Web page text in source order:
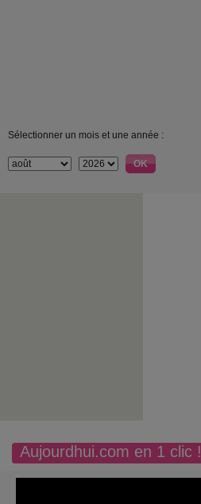
Sélectionner un mois et une année :
Aujourdhui.com en 1 clic !